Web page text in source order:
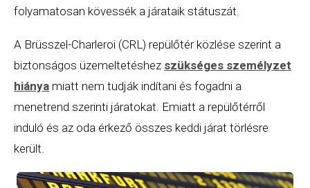
folyamatosan kövessék a járataik státuszát.
A Brüsszel-Charleroi (CRL) repülőtér közlése szerint a
biztonságos üzemeltetéshez szükséges személyzet
hiánya miatt nem tudják indítani és fogadni a
menetrend szerinti járatokat. Emiatt a repülőtérről
induló és az oda érkező összes keddi járat törlésre
került.